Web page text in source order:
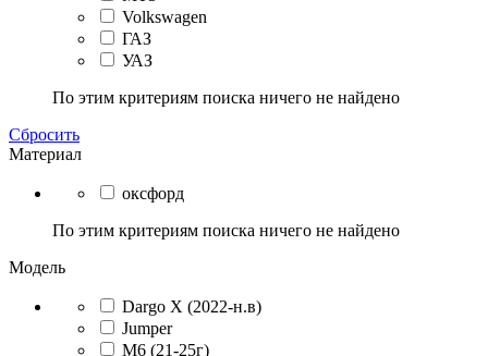
Volkswagen
ГАЗ
УАЗ
По этим критериям поиска ничего не найдено
Сбросить
Материал
оксфорд
По этим критериям поиска ничего не найдено
Модель
Dargo X (2022-н.в)
Jumper
M6 (21-25г)